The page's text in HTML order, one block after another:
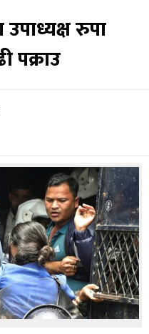
उपाध्यक्ष रुपा
पक्राउ